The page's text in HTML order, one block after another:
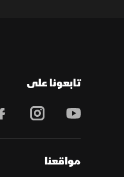
تابعونا على
مواقعنا